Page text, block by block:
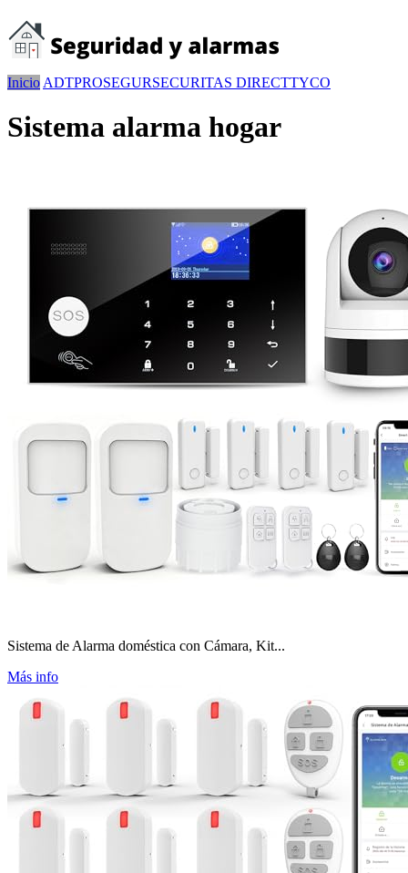
Inicio ADTPROSEGURSECURITAS DIRECTTYCO
Sistema alarma hogar
Sistema de Alarma doméstica con Cámara, Kit...
Más info